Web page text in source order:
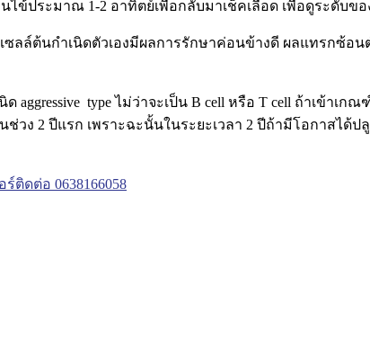
ข้ประมาณ 1-2 อาทิตย์เพื่อกลับมาเช็คเลือด เพื่อดูระดับ
ซลล์ต้นกำเนิดตัวเองมีผลการรักษาค่อนข้างดี ผลแทรกซ้
ด aggressive typeไม่ว่าจะเป็น B cell หรือ T cell ถ้าเข้าเกณ
ช่วง 2 ปีแรก เพราะฉะนั้นในระยะเวลา 2 ปีถ้ามีโอกาสได้ป
ร์ติดต่อ 0638166058